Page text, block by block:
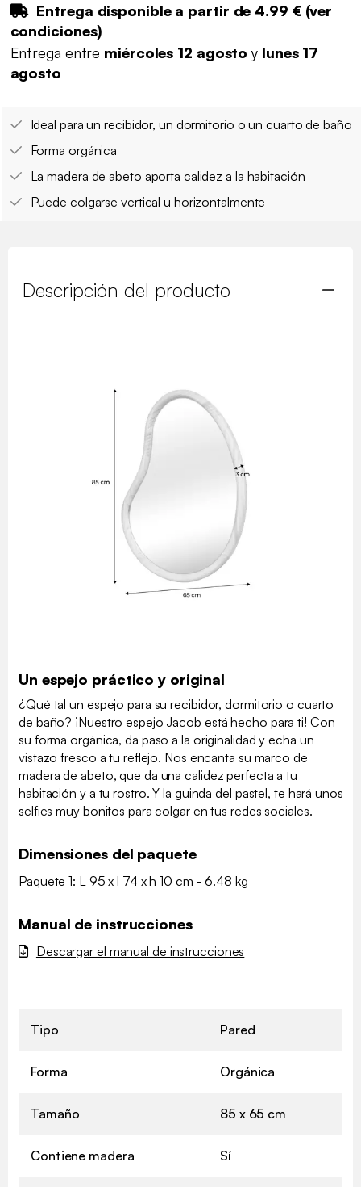
Entrega disponible a partir de 4.99 €(ver
condiciones)
Entrega entre miércoles 12 agostoy lunes 17
agosto
Ideal para un recibidor, un dormitorio o un cuarto de baño
Forma orgánica
La madera de abeto aporta calidez a la habitación
Puede colgarse vertical u horizontalmente
Descripción del producto
Un espejo práctico y original
¿Qué tal un espejo para su recibidor, dormitorio o cuarto
de baño? ¡Nuestro espejo Jacob está hecho para ti! Con
su forma orgánica, da paso a la originalidad y echa un
vistazo fresco a tu reflejo. Nos encanta su marco de
madera de abeto, que da una calidez perfecta a tu
habitación y a tu rostro. Y la guinda del pastel, te hará unos
selfies muy bonitos para colgar en tus redes sociales.
Dimensiones del paquete
Paquete 1: L 95 x l 74 x h 10 cm - 6.48 kg
Manual de instrucciones
Descargar el manual de instrucciones
Tipo Pared
Forma Orgánica
Tamaño 85 x 65 cm
Contiene madera Sí